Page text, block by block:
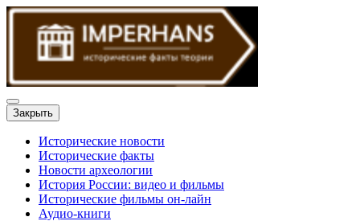
Закрыть
Исторические новости
Исторические факты
Новости археологии
История России: видео и фильмы
Исторические фильмы он-лайн
Аудио-книги